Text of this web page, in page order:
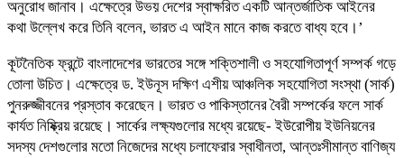
অনুরোধ জানাব। এক্ষেত্রে উভয় দেশের স্বাক্ষরিত একটি আন্তর্জাতিক আইনের
কথা উল্লেখ করে তিনি বলেন, ভারত এ আইন মানে কাজ করতে বাধ্য হবে।’
কূটনৈতিক ফ্রন্টে বাংলাদেশের ভারতের সঙ্গে শক্তিশালী ও সহযোগিতাপূর্ণ সম্পর্ক গড়ে
তোলা উচিত। এক্ষেত্রে ড. ইউনূস দক্ষিণ এশীয় আঞ্চলিক সহযোগিতা সংস্থা (সার্ক)
পুনরুজ্জীবনের প্রস্তাব করেছেন। ভারত ও পাকিস্তানের বৈরী সম্পর্কের ফলে সার্ক
কার্যত নিষ্ক্রিয় রয়েছে। সার্কের লক্ষ্যগুলোর মধ্যে রয়েছে- ইউরোপীয় ইউনিয়নের
সদস্য দেশগুলোর মতো নিজেদের মধ্যে চলাফেরার স্বাধীনতা, আন্তঃসীমান্ত বাণিজ্য